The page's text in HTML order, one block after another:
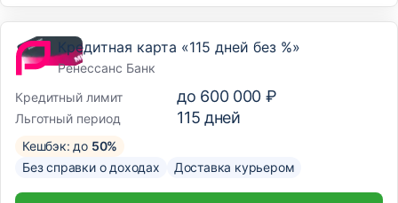
Кредитная карта «115 дней без %»
Ренессанс Банк
Кредитный лимит
до 600 000 ₽
Льготный период 115 дней
Кешбэк: до 50%
Без справки о доходах
Доставка курьером